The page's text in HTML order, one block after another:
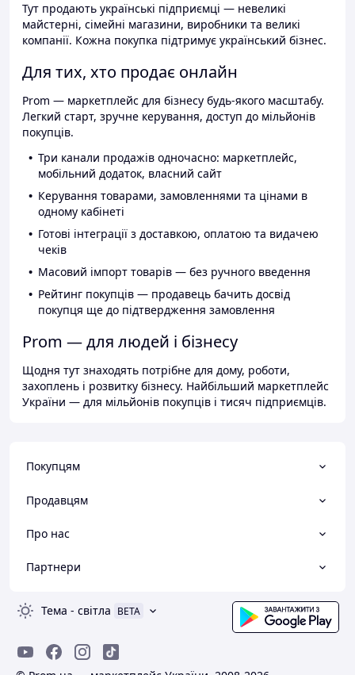
Тут продають українські підприємці — невеликі
майстерні, сімейні магазини, виробники та великі
компанії. Кожна покупка підтримує український бізнес.
Для тих, хто продає онлайн
Prom — маркетплейс для бізнесу будь-якого масштабу.
Легкий старт, зручне керування, доступ до мільйонів
покупців.
Три канали продажів одночасно: маркетплейс,
мобільний додаток, власний сайт
Керування товарами, замовленнями та цінами в
одному кабінеті
Готові інтеграції з доставкою, оплатою та видачею
чеків
Масовий імпорт товарів — без ручного введення
Рейтинг покупців — продавець бачить досвід
покупця ще до підтвердження замовлення
Prom — для людей і бізнесу
Щодня тут знаходять потрібне для дому, роботи,
захоплень і розвитку бізнесу. Найбільший маркетплейс
України — для мільйонів покупців і тисяч підприємців.
Покупцям
Продавцям
Про нас
Партнери
Тема - світла BETA